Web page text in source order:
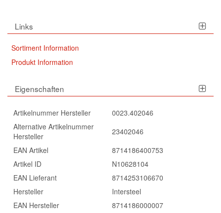
Links
Sortiment Information
Produkt Information
Eigenschaften
Artikelnummer Hersteller
0023.402046
Alternative Artikelnummer
Hersteller
23402046
EAN Artikel
8714186400753
Artikel ID
N10628104
EAN Lieferant
8714253106670
Hersteller
Intersteel
EAN Hersteller
8714186000007